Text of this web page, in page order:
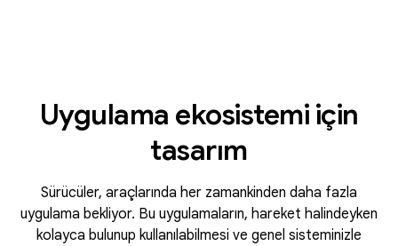
Uygulama ekosistemi için
tasarım
Sürücüler, araçlarında her zamankinden daha fazla
uygulama bekliyor. Bu uygulamaların, hareket halindeyken
kolayca bulunup kullanılabilmesi ve genel sisteminizle